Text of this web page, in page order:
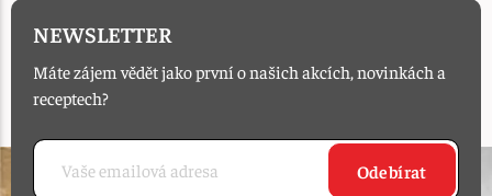
NEWSLETTER
Máte zájem vědět jako první o našich akcích, novinkách a
receptech?
Odebírat